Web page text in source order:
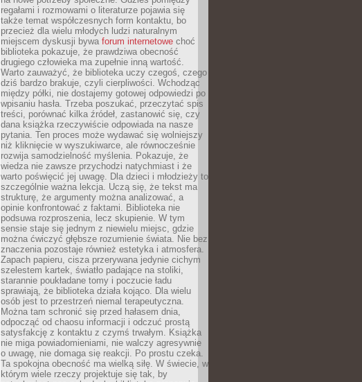
regałami i rozmowami o literaturze pojawia się
także temat współczesnych form kontaktu, bo
przecież dla wielu młodych ludzi naturalnym
miejscem dyskusji bywa forum internetowe choć
biblioteka pokazuje, że prawdziwa obecność
drugiego człowieka ma zupełnie inną wartość.
Warto zauważyć, że biblioteka uczy czegoś, czego
dziś bardzo brakuje, czyli cierpliwości. Wchodząc
między półki, nie dostajemy gotowej odpowiedzi po
wpisaniu hasła. Trzeba poszukać, przeczytać spis
treści, porównać kilka źródeł, zastanowić się, czy
dana książka rzeczywiście odpowiada na nasze
pytania. Ten proces może wydawać się wolniejszy
niż kliknięcie w wyszukiwarce, ale równocześnie
rozwija samodzielność myślenia. Pokazuje, że
wiedza nie zawsze przychodzi natychmiast i że
warto poświęcić jej uwagę. Dla dzieci i młodzieży to
szczególnie ważna lekcja. Uczą się, że tekst ma
strukturę, że argumenty można analizować, a
opinie konfrontować z faktami. Biblioteka nie
podsuwa rozproszenia, lecz skupienie. W tym
sensie staje się jednym z niewielu miejsc, gdzie
można ćwiczyć głębsze rozumienie świata. Nie bez
znaczenia pozostaje również estetyka i atmosfera.
Zapach papieru, cisza przerywana jedynie cichym
szelestem kartek, światło padające na stoliki,
starannie poukładane tomy i poczucie ładu
sprawiają, że biblioteka działa kojąco. Dla wielu
osób jest to przestrzeń niemal terapeutyczna.
Można tam schronić się przed hałasem dnia,
odpocząć od chaosu informacji i odczuć prostą
satysfakcję z kontaktu z czymś trwałym. Książka
nie miga powiadomieniami, nie walczy agresywnie
o uwagę, nie domaga się reakcji. Po prostu czeka.
Ta spokojna obecność ma wielką siłę. W świecie, w
którym wiele rzeczy projektuje się tak, by